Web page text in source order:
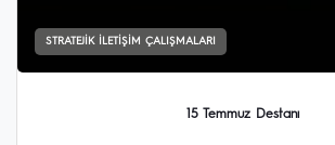
STRATEJIK İLETIŞIM ÇALIŞMALARI
15 Temmuz Destanı